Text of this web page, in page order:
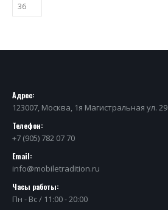
Адрес:
123007, Москва, 1я Магистральная ул. 29
Телефон:
+7 (905) 782 07 70
Email:
info@mobiletradition.ru
Часы работы:
Пн - Вс / 11:00 - 20:00